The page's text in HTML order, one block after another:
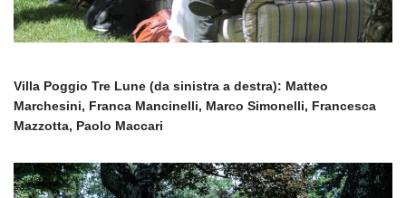
Villa Poggio Tre Lune (da sinistra a destra): Matteo
Marchesini, Franca Mancinelli, Marco Simonelli, Francesca
Mazzotta, Paolo Maccari